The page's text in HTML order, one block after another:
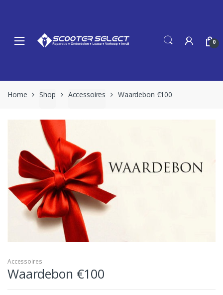
0
Home Shop Accessoires Waardebon €100
Accessoires
Waardebon €100